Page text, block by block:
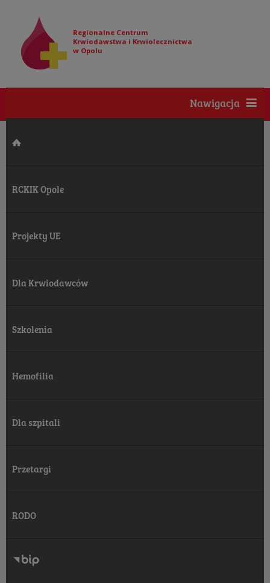
Regionalne Centrum
Krwiodawstwa i Krwiolecznictwa
w Opolu
Nawigacja
RCKIK Opole
Projekty UE
Dla Krwiodawców
Szkolenia
Hemofilia
Dla szpitali
Przetargi
RODO
RODO